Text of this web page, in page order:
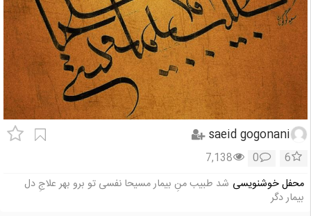
saeid gogonani
6
0
7,138
محفل خوشنویسی شد طبیب منِ بیمار مسیحا نفسی تو برو بهر علاجِ دل
بیمار دگر